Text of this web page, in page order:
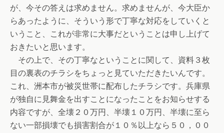
が、今その答えは求めません。求めませんが、今大臣か
らあったように、そういう形で丁寧な対応をしていくと
いうこと、これが非常に大事だということは申し上げて
おきたいと思います。
その上で、その丁寧なということに関して、資料３枚
目の裏表のチラシをちょっと見ていただきたいんです。
これ、洲本市が被災世帯に配布したチラシです。兵庫県
が独自に見舞金を出すことになったことをお知らせする
内容ですが、全壊２０万円、半壊１０万円、半壊に至ら
ない一部損壊でも損害割合が１０％以上なら５０，００